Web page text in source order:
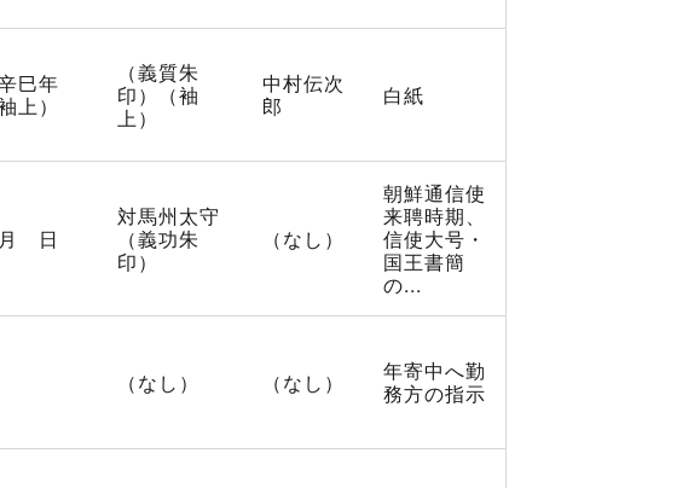
巳年
上）
（義質朱
印）（袖
上）
中村伝次
郎
白紙
日
対馬州太守
（義功朱
印）
（なし）
朝鮮通信使
来聘時期、
信使大号・
国王書簡
の...
（なし） （なし）
年寄中へ勤
務方の指示